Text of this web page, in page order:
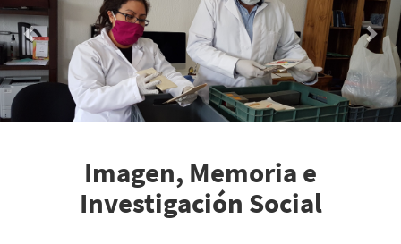
Imagen, Memoria e
Investigación Social